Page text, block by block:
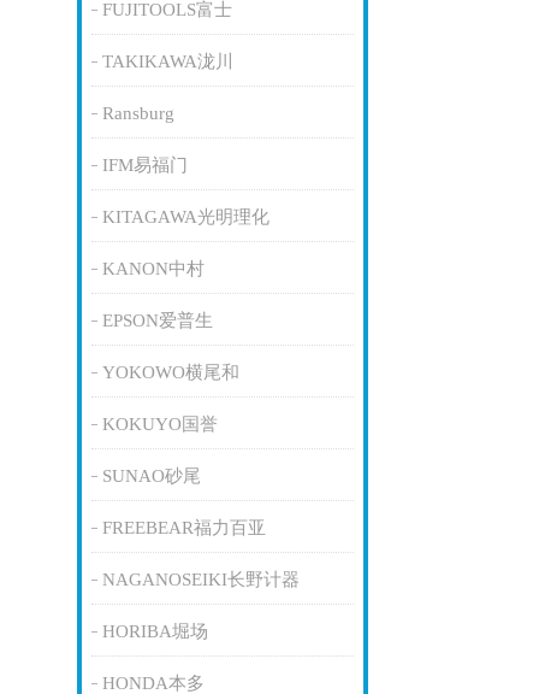
FUJITOOLS富士
TAKIKAWA泷川
Ransburg
IFM易福门
KITAGAWA光明理化
KANON中村
EPSON爱普生
YOKOWO横尾和
KOKUYO国誉
SUNAO砂尾
FREEBEAR福力百亚
NAGANOSEIKI长野计器
HORIBA堀场
HONDA本多